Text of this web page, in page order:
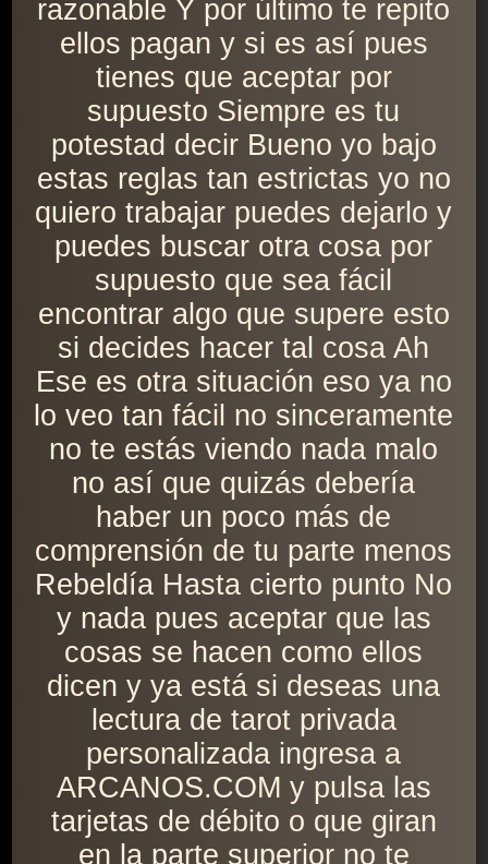
razonable Y por último te repito
ellos pagan y si es así pues
tienes que aceptar por
supuesto Siempre es tu
potestad decir Bueno yo bajo
estas reglas tan estrictas yo no
quiero trabajar puedes dejarlo y
puedes buscar otra cosa por
supuesto que sea fácil
encontrar algo que supere esto
si decides hacer tal cosa Ah
Ese es otra situación eso ya no
lo veo tan fácil no sinceramente
no te estás viendo nada malo
no así que quizás debería
haber un poco más de
comprensión de tu parte menos
Rebeldía Hasta cierto punto No
y nada pues aceptar que las
cosas se hacen como ellos
dicen y ya está si deseas una
lectura de tarot privada
personalizada ingresa a
ARCANOS.COM y pulsa las
tarjetas de débito o que giran
en la parte superior no te